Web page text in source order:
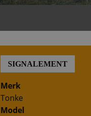
SIGNALEMENT
Merk
Tonke
Model